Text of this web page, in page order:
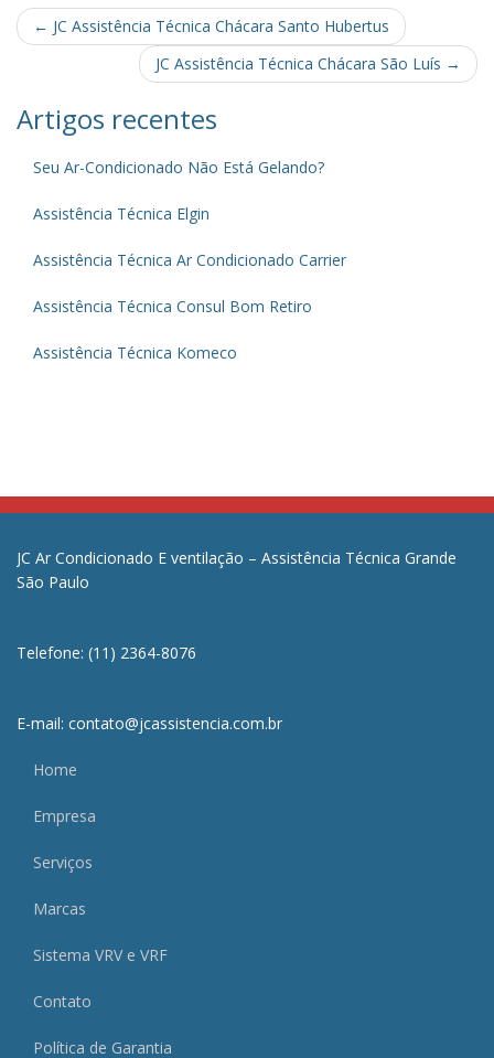
Post
navigation
← JC Assistência Técnica Chácara Santo Hubertus
JC Assistência Técnica Chácara São Luís →
Artigos recentes
Seu Ar-Condicionado Não Está Gelando?
Assistência Técnica Elgin
Assistência Técnica Ar Condicionado Carrier
Assistência Técnica Consul Bom Retiro
Assistência Técnica Komeco
JC Ar Condicionado E ventilação – Assistência Técnica Grande
São Paulo
Telefone: (11) 2364-8076
E-mail: contato@jcassistencia.com.br
Home
Empresa
Serviços
Marcas
Sistema VRV e VRF
Contato
Política de Garantia